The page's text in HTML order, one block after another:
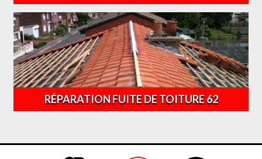
RÉPARATION FUITE DE TOITURE 62